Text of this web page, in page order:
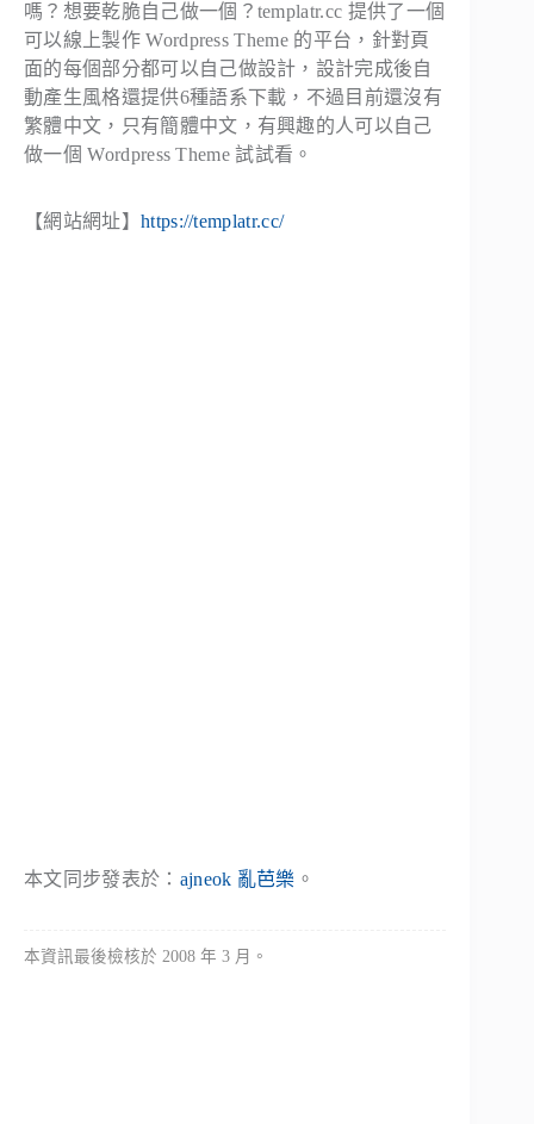
嗎？想要乾脆自己做一個？templatr.cc 提供了一個
可以線上製作 Wordpress Theme 的平台，針對頁
面的每個部分都可以自己做設計，設計完成後自
動產生風格還提供6種語系下載，不過目前還沒有
繁體中文，只有簡體中文，有興趣的人可以自己
做一個 Wordpress Theme 試試看。
【網站網址】 https://templatr.cc/
本文同步發表於： ajneok 亂芭樂 。
本資訊最後檢核於 2008 年 3 月。